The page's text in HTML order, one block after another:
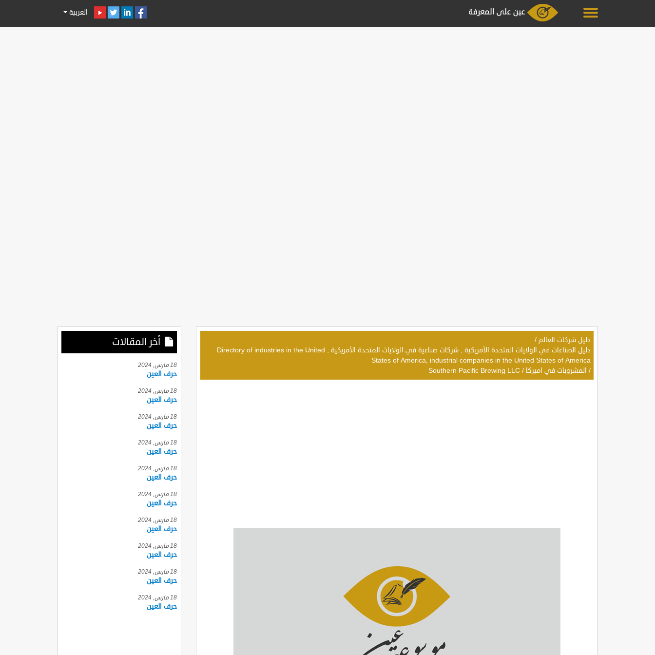
العربية
دليل شركات العالم /
دليل الصناعات في الولايات المتحدة الأمريكية , شركات صناعية في الولايات المتحدة الأمريكية , Directory of industries in the United
States of America, industrial companies in the United States of America
/ المشروبات في اميركا /
Southern Pacific Brewing LLC
أخر المقالات
18 مارس, 2024
حرف العين
18 مارس, 2024
حرف العين
18 مارس, 2024
حرف العين
18 مارس, 2024
حرف العين
18 مارس, 2024
حرف العين
18 مارس, 2024
حرف العين
18 مارس, 2024
حرف العين
18 مارس, 2024
حرف العين
18 مارس, 2024
حرف العين
18 مارس, 2024
حرف العين